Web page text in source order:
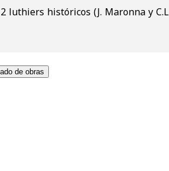
históricos (J. Maronna y
de obras